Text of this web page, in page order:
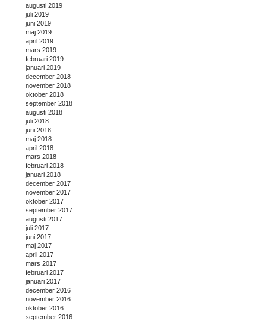
augusti 2019
juli 2019
juni 2019
maj 2019
april 2019
mars 2019
februari 2019
januari 2019
december 2018
november 2018
oktober 2018
september 2018
augusti 2018
juli 2018
juni 2018
maj 2018
april 2018
mars 2018
februari 2018
januari 2018
december 2017
november 2017
oktober 2017
september 2017
augusti 2017
juli 2017
juni 2017
maj 2017
april 2017
mars 2017
februari 2017
januari 2017
december 2016
november 2016
oktober 2016
september 2016